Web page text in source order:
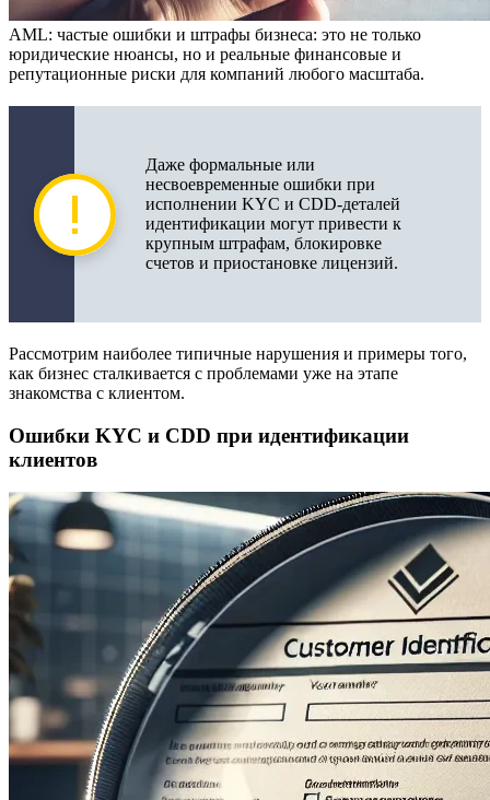
AML: частые ошибки и штрафы бизнеса: это не только
юридические нюансы, но и реальные финансовые и
репутационные риски для компаний любого масштаба.
Даже формальные или
несвоевременные ошибки при
исполнении KYC и CDD-деталей
идентификации могут привести к
крупным штрафам, блокировке
счетов и приостановке лицензий.
Рассмотрим наиболее типичные нарушения и примеры того,
как бизнес сталкивается с проблемами уже на этапе
знакомства с клиентом.
Ошибки KYC и CDD при идентификации
клиентов